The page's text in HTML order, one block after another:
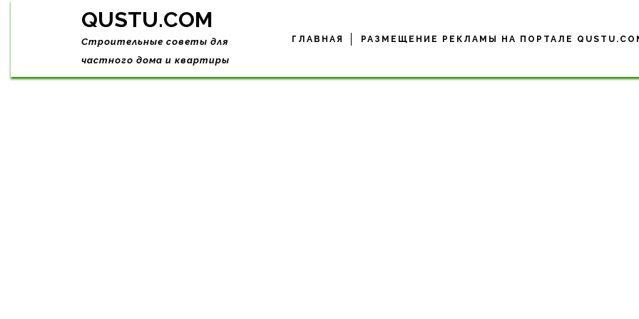
Skip
QUSTU.COM
Строительные советы для
частного дома и квартиры
ГЛАВНАЯ РАЗМЕЩЕНИЕ РЕКЛАМЫ НА ПОРТАЛЕ